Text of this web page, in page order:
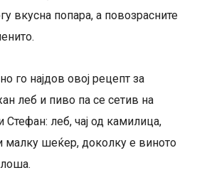
вкусна попара, а повозрасните
го најдов овој рецепт за
леб и пиво па се сетив на
Стефан: леб, чај од камилица,
малку шеќер, доколку е виното